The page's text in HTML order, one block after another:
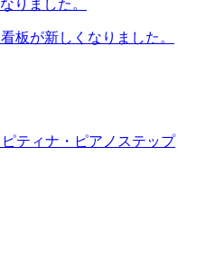
看板が新しくなりました。
ピティナ・ピアノステップ